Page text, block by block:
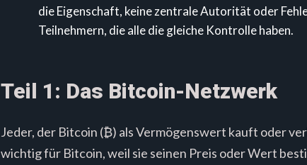
die Eigenschaft, keine zentrale Autorität oder
Teilnehmern, die alle die gleiche Kontrolle haben.
Teil 1: Das Bitcoin-Netzwerk
Jeder, der Bitcoin (₿) als Vermögenswert kauft oder
wichtig für Bitcoin, weil sie seinen Preis oder Wert